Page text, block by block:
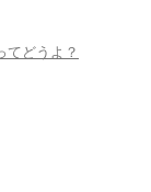
てどうよ？